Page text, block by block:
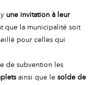
une invitation à leur
que la municipalité soit
pour celles qui
de subvention les
ainsi que le solde de